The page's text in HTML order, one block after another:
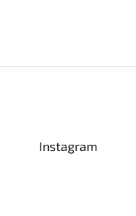
Instagram